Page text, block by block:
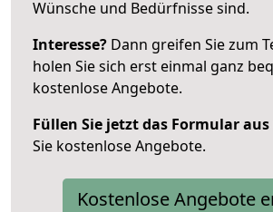
Wünsche und Bedürfnisse sind.
Interesse? Dann greifen Sie zum
holen Sie sich erst einmal ganz
kostenlose Angebote.
Füllen Sie jetzt das Formular aus
Sie kostenlose Angebote.
Kostenlose Angebote